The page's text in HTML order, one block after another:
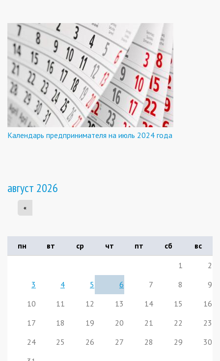
Календарь предпринимателя на июль 2024 года
август 2026
«
пн вт ср чт пт сб
вс
1
2
3
4 5 6 7 8
9
10
11 12 13 14 15
16
17
18 19 20 21 22
23
24
25 26 27 28 29
30